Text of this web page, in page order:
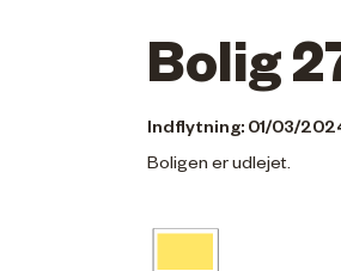
Bolig
Indflytning: 01/03/
Boligen er udlejet.